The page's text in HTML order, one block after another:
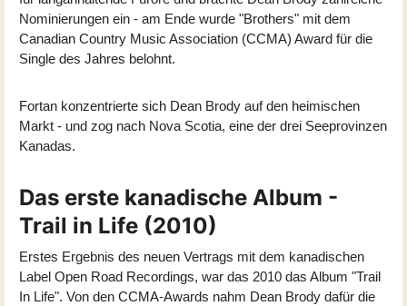
Nominierungen ein - am Ende wurde "Brothers" mit dem
Canadian Country Music Association (CCMA) Award für die
Single des Jahres belohnt.
Fortan konzentrierte sich Dean Brody auf den heimischen
Markt - und zog nach Nova Scotia, eine der drei Seeprovinzen
Kanadas.
Das erste kanadische Album -
Trail in Life (2010)
Erstes Ergebnis des neuen Vertrags mit dem kanadischen
Label Open Road Recordings, war das 2010 das Album "Trail
In Life". Von den CCMA-Awards nahm Dean Brody dafür die